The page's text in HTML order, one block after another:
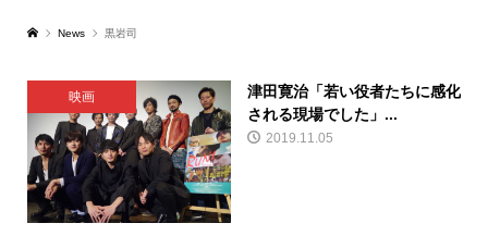
News 黒岩司
映画
津田寛治「若い役者たちに感化
される現場でした」...
2019.11.05